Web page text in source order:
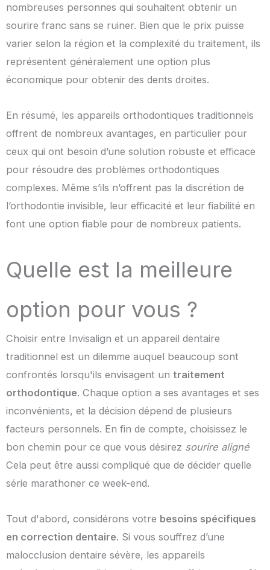
nombreuses personnes qui souhaitent obtenir un
sourire franc sans se ruiner. Bien que le prix puisse
varier selon la région et la complexité du traitement, ils
représentent généralement une option plus
économique pour obtenir des dents droites.
En résumé, les appareils orthodontiques traditionnels
offrent de nombreux avantages, en particulier pour
ceux qui ont besoin d’une solution robuste et efficace
pour résoudre des problèmes orthodontiques
complexes. Même s’ils n’offrent pas la discrétion de
l’orthodontie invisible, leur efficacité et leur fiabilité en
font une option fiable pour de nombreux patients.
Quelle est la meilleure
option pour vous ?
Choisir entre Invisalign et un appareil dentaire
traditionnel est un dilemme auquel beaucoup sont
confrontés lorsqu'ils envisagent un traitement
orthodontique. Chaque option a ses avantages et ses
inconvénients, et la décision dépend de plusieurs
facteurs personnels. En fin de compte, choisissez le
bon chemin pour ce que vous désirez sourire aligné
Cela peut être aussi compliqué que de décider quelle
série marathoner ce week-end.
Tout d'abord, considérons votre besoins spécifiques
en correction dentaire. Si vous souffrez d’une
malocclusion dentaire sévère, les appareils